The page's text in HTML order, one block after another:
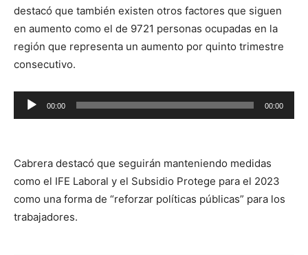
destacó que también existen otros factores que siguen
en aumento como el de 9721 personas ocupadas en la
región que representa un aumento por quinto trimestre
consecutivo.
Reproductor
de
00:00 00:00
Cabrera destacó que seguirán manteniendo medidas
como el IFE Laboral y el Subsidio Protege para el 2023
como una forma de “reforzar políticas públicas” para los
trabajadores.